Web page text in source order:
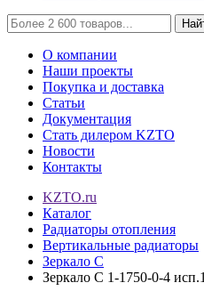
О компании
Наши проекты
Покупка и доставка
Статьи
Документация
Стать дилером KZTO
Новости
Контакты
KZTO.ru
Каталог
Радиаторы отопления
Вертикальные радиаторы
Зеркало С
Зеркало С 1-1750-0-4 исп.1